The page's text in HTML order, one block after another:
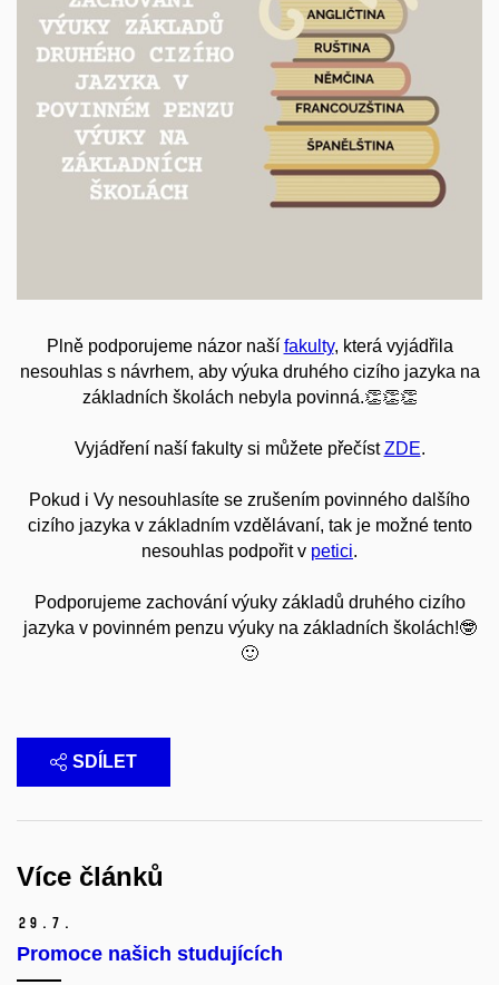
Plně podporujeme názor naší fakulty, která vyjádřila
nesouhlas s návrhem, aby výuka druhého cizího jazyka na
základních školách nebyla povinná.👏👏👏
Vyjádření naší fakulty si můžete přečístZDE.
Pokud i Vy nesouhlasíte se zrušením povinného dalšího
cizího jazyka v základním vzdělávaní, tak je možné tento
nesouhlas podpořit v petici.
Podporujeme zachování výuky základů druhého cizího
jazyka v povinném penzu výuky na základních školách!🤓
🙂
SDÍLET
Více článků
29. 7.
Promoce našich studujících